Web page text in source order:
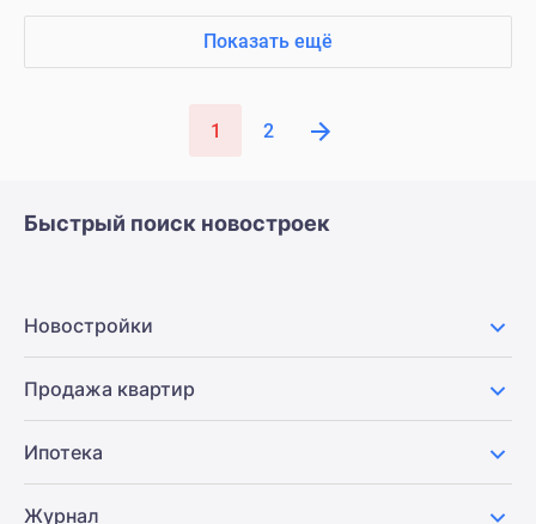
Показать ещё
1 2
Быстрый поиск новостроек
Новостройки
Продажа квартир
Ипотека
Журнал